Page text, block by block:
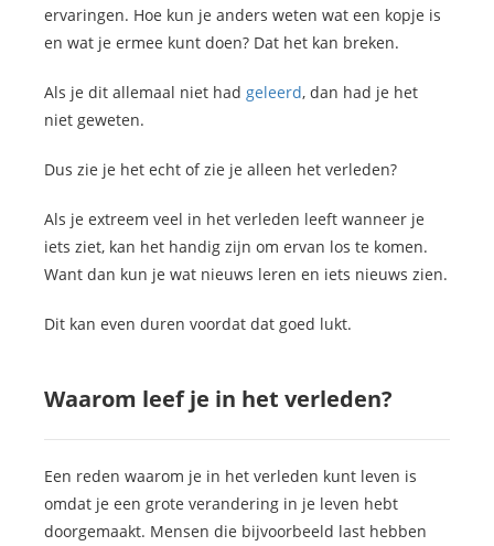
ervaringen. Hoe kun je anders weten wat een kopje is
en wat je ermee kunt doen? Dat het kan breken.
Als je dit allemaal niet had geleerd, dan had je het
niet geweten.
Dus zie je het echt of zie je alleen het verleden?
Als je extreem veel in het verleden leeft wanneer je
iets ziet, kan het handig zijn om ervan los te komen.
Want dan kun je wat nieuws leren en iets nieuws zien.
Dit kan even duren voordat dat goed lukt.
Waarom leef je in het verleden?
Een reden waarom je in het verleden kunt leven is
omdat je een grote verandering in je leven hebt
doorgemaakt. Mensen die bijvoorbeeld last hebben